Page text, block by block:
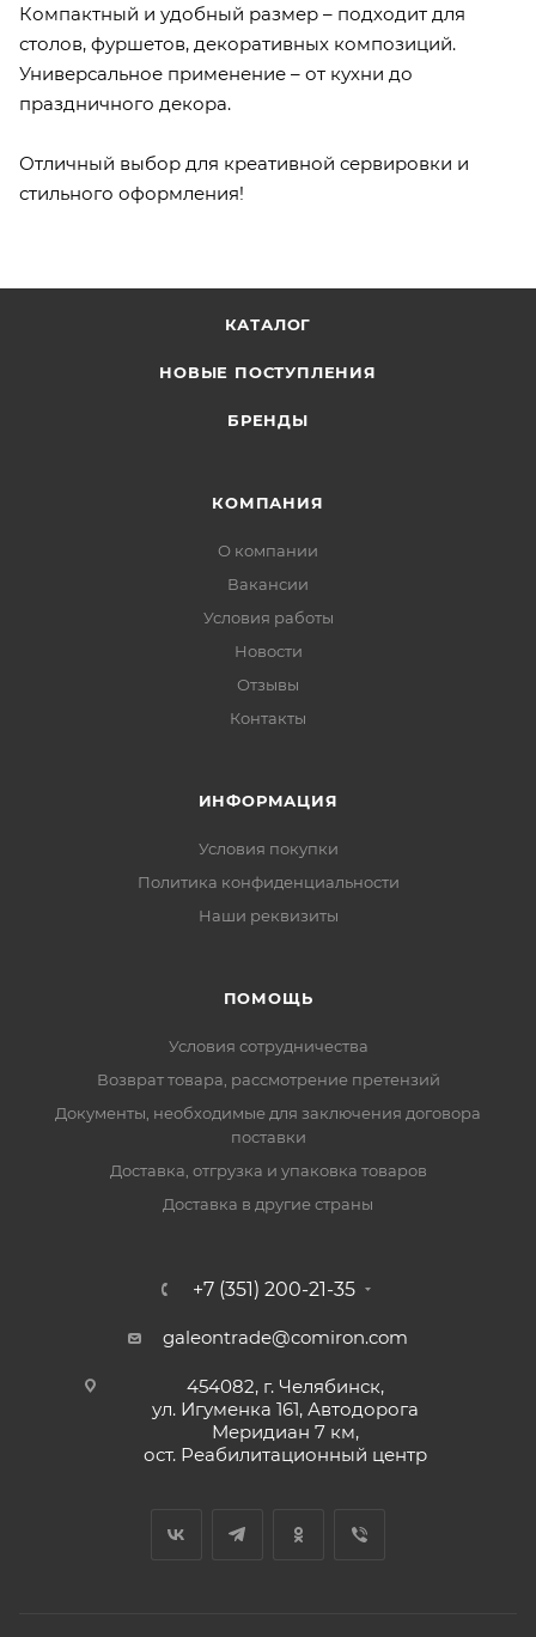
Компактный и удобный размер – подходит для
столов, фуршетов, декоративных композиций.
Универсальное применение – от кухни до
праздничного декора.
Отличный выбор для креативной сервировки и
стильного оформления!
КАТАЛОГ
НОВЫЕ ПОСТУПЛЕНИЯ
БРЕНДЫ
КОМПАНИЯ
О компании
Вакансии
Условия работы
Новости
Отзывы
Контакты
ИНФОРМАЦИЯ
Условия покупки
Политика конфиденциальности
Наши реквизиты
ПОМОЩЬ
Условия сотрудничества
Возврат товара, рассмотрение претензий
Документы, необходимые для заключения договора
поставки
Доставка, отгрузка и упаковка товаров
Доставка в другие страны
+7 (351) 200-21-35
galeontrade@comiron.com
454082, г. Челябинск,
ул. Игуменка 161, Автодорога
Меридиан 7 км,
ост. Реабилитационный центр